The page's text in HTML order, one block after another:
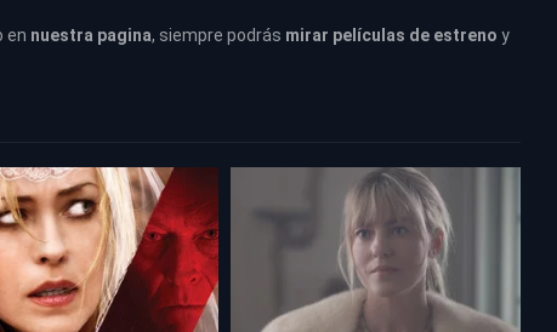
en nuestra pagina, siempre podrás mirar películas de estreno y